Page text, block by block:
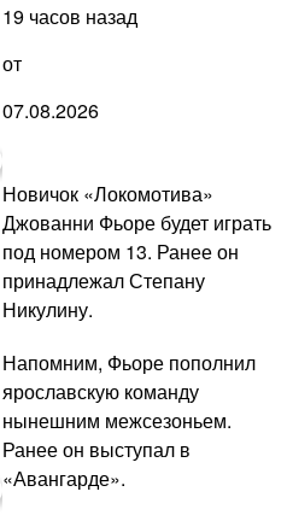
19 часов назад
от
07.08.2026
Новичок «Локомотива»
Джованни Фьоре будет играть
под номером 13. Ранее он
принадлежал Степану
Никулину.
Напомним, Фьоре пополнил
ярославскую команду
нынешним межсезоньем.
Ранее он выступал в
«Авангарде».